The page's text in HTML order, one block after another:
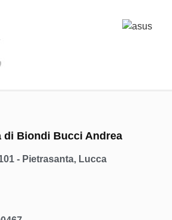
di Biondi Bucci Andrea
- Pietrasanta, Lucca